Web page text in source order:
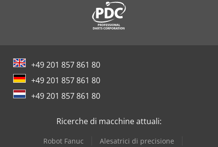
+49 201 857 861 80
+49 201 857 861 80
+49 201 857 861 80
Ricerche di macchine attuali:
Robot Fanuc
Alesatrici di precisione